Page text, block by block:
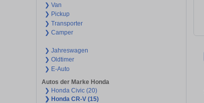
❯ Van
❯ Pickup
❯ Transporter
❯ Camper
❯ Jahreswagen
❯ Oldtimer
❯ E-Auto
Autos der Marke Honda
❯ Honda Civic (20)
❯ Honda CR-V (15)